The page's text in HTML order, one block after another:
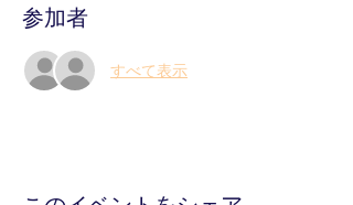
参加者
すべて表示